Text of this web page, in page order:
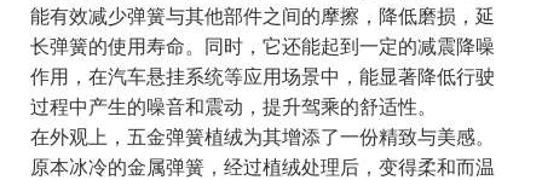
能有效减少弹簧与其他部件之间的摩擦，降低磨损，延
长弹簧的使用寿命。同时，它还能起到一定的减震降噪
作用，在汽车悬挂系统等应用场景中，能显著降低行驶
过程中产生的噪音和震动，提升驾乘的舒适性。
在外观上，五金弹簧植绒为其增添了一份精致与美感。
原本冰冷的金属弹簧，经过植绒处理后，变得柔和而温